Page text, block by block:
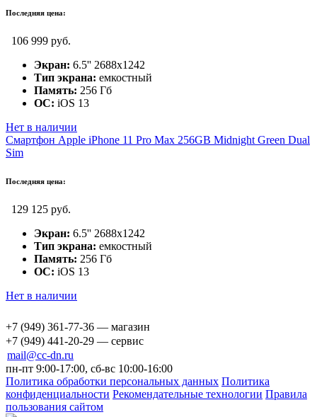
Последняя цена:
106 999 руб.
Экран: 6.5'' 2688x1242
Тип экрана: емкостный
Память: 256 Гб
ОС: iOS 13
Нет в наличии
Смартфон Apple iPhone 11 Pro Max 256GB Midnight Green Dual
Sim
Последняя цена:
129 125 руб.
Экран: 6.5'' 2688x1242
Тип экрана: емкостный
Память: 256 Гб
ОС: iOS 13
Нет в наличии
+7 (949) 361-77-36 — магазин
+7 (949) 441-20-29 — сервис
mail@cc-dn.ru
пн-пт 9:00-17:00, сб-вс 10:00-16:00
Политика обработки персональных данных Политика
конфиденциальности Рекомендательные технологии Правила
пользования сайтом